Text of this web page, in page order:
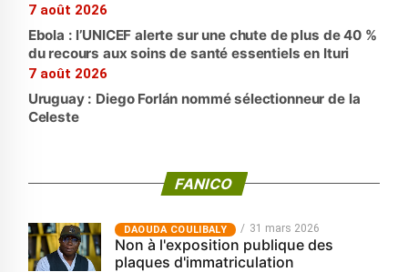
7 août 2026
Ebola : l’UNICEF alerte sur une chute de plus de 40 %
du recours aux soins de santé essentiels en Ituri
7 août 2026
Uruguay : Diego Forlán nommé sélectionneur de la
Celeste
FANICO
‎DAOUDA COULIBALY 31 mars 2026
Non à l'exposition publique des
plaques d'immatriculation